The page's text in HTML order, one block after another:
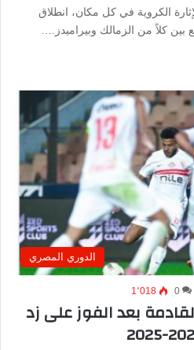
الكروية في كل مكان، انطلاق
بين كلاً من الزمالك وبيراميدز.…
الدوري المصري
0 1٬018
بعد الفوز على زد